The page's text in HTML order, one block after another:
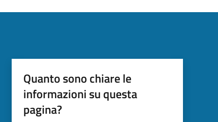
Quanto sono chiare le
informazioni su questa
pagina?